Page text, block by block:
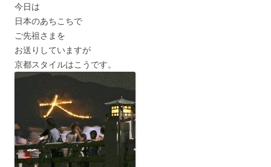
今日は
日本のあちこちで
ご先祖さまを
お送りしていますが
京都スタイルはこうです。